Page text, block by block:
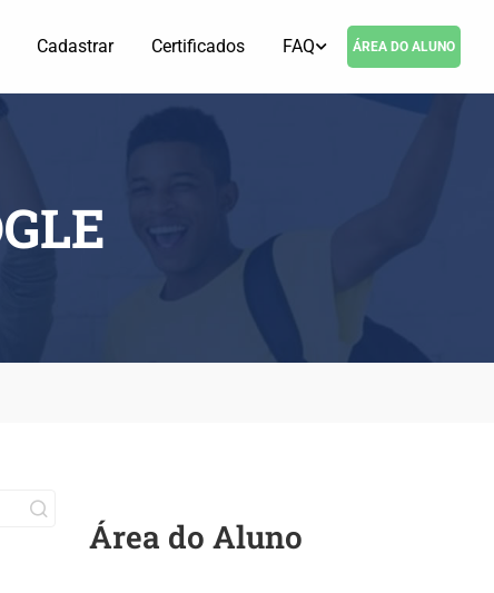
Cadastrar Certificados FAQ ÁREA DO ALUNO
Área do Aluno